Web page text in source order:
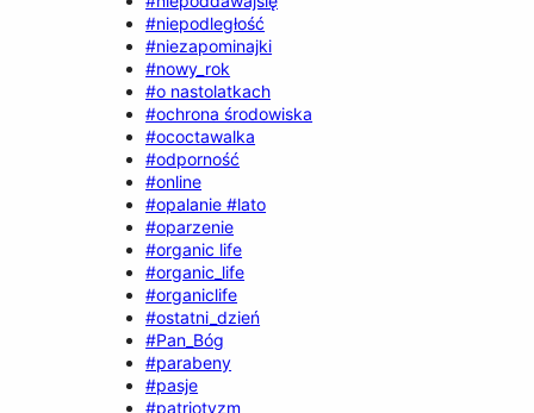
#niepodległość
#niezapominajki
#nowy_rok
#o nastolatkach
#ochrona środowiska
#ococtawalka
#odporność
#online
#opalanie #lato
#oparzenie
#organic life
#organic_life
#organiclife
#ostatni_dzień
#Pan_Bóg
#parabeny
#pasje
#patriotyzm